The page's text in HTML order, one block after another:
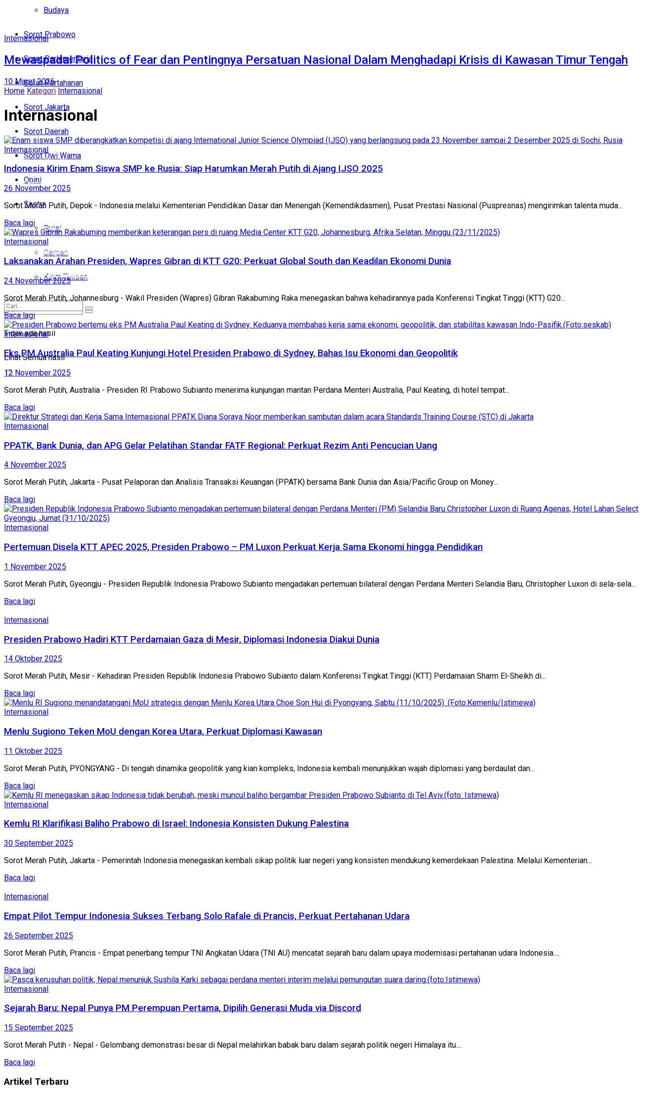
Budaya
Sorot Prabowo
Sorot Parlementaria
Sorot Pertahanan
Sorot Jakarta
Sorot Daerah
Sorot Dwi Warna
Opini
Sastra
Puisi
Cerpen
Kirim Tulisan
Tidak ada hasil
Lihat Semua hasil
Sorot Pertahanan
Sorot Jakarta
Sorot Daerah
Sorot Dwi Warna
Opini
Sastra
Puisi
Cerpen
Kirim Tulisan
Tidak ada hasil
Lihat Semua hasil
Internasional
Mewaspadai Politics of Fear dan Pentingnya Persatuan Nasional Dalam Menghadapi Krisis di Kawasan Timur Tengah
10 Maret 2026
Home Kategori Internasional
Internasional
Internasional
Indonesia Kirim Enam Siswa SMP ke Rusia: Siap Harumkan Merah Putih di Ajang IJSO 2025
26 November 2025
Sorot Merah Putih, Depok - Indonesia melalui Kementerian Pendidikan Dasar dan Menengah (Kemendikdasmen), Pusat Prestasi Nasional (Puspresnas) mengirimkan talenta muda...
Baca lagi
Internasional
Laksanakan Arahan Presiden, Wapres Gibran di KTT G20: Perkuat Global South dan Keadilan Ekonomi Dunia
24 November 2025
Sorot Merah Putih, Johannesburg - Wakil Presiden (Wapres) Gibran Rakabuming Raka menegaskan bahwa kehadirannya pada Konferensi Tingkat Tinggi (KTT) G20...
Baca lagi
Internasional
Eks PM Australia Paul Keating Kunjungi Hotel Presiden Prabowo di Sydney, Bahas Isu Ekonomi dan Geopolitik
12 November 2025
Sorot Merah Putih, Australia - Presiden RI Prabowo Subianto menerima kunjungan mantan Perdana Menteri Australia, Paul Keating, di hotel tempat...
Baca lagi
Internasional
PPATK, Bank Dunia, dan APG Gelar Pelatihan Standar FATF Regional: Perkuat Rezim Anti Pencucian Uang
4 November 2025
Sorot Merah Putih, Jakarta - Pusat Pelaporan dan Analisis Transaksi Keuangan (PPATK) bersama Bank Dunia dan Asia/Pacific Group on Money...
Baca lagi
Internasional
Pertemuan Disela KTT APEC 2025, Presiden Prabowo – PM Luxon Perkuat Kerja Sama Ekonomi hingga Pendidikan
1 November 2025
Sorot Merah Putih, Gyeongju - Presiden Republik Indonesia Prabowo Subianto mengadakan pertemuan bilateral dengan Perdana Menteri Selandia Baru, Christopher Luxon di sela-sela...
Baca lagi
Internasional
Presiden Prabowo Hadiri KTT Perdamaian Gaza di Mesir, Diplomasi Indonesia Diakui Dunia
14 Oktober 2025
‎Sorot Merah Putih, Mesir - Kehadiran Presiden Republik Indonesia Prabowo Subianto dalam Konferensi Tingkat Tinggi (KTT) Perdamaian Sharm El-Sheikh di...
Baca lagi
Internasional
Menlu Sugiono Teken MoU dengan Korea Utara, Perkuat Diplomasi Kawasan
11 Oktober 2025
Sorot Merah Putih, PYONGYANG - Di tengah dinamika geopolitik yang kian kompleks, Indonesia kembali menunjukkan wajah diplomasi yang berdaulat dan...
Baca lagi
Internasional
Kemlu RI Klarifikasi Baliho Prabowo di Israel: Indonesia Konsisten Dukung Palestina
30 September 2025
Sorot Merah Putih, Jakarta - Pemerintah Indonesia menegaskan kembali sikap politik luar negeri yang konsisten mendukung kemerdekaan Palestina. Melalui Kementerian...
Baca lagi
Internasional
Empat Pilot Tempur Indonesia Sukses Terbang Solo Rafale di Prancis, Perkuat Pertahanan Udara
26 September 2025
Sorot Merah Putih, Prancis - Empat penerbang tempur TNI Angkatan Udara (TNI AU) mencatat sejarah baru dalam upaya modernisasi pertahanan udara Indonesia....
Baca lagi
Internasional
Sejarah Baru: Nepal Punya PM Perempuan Pertama, Dipilih Generasi Muda via Discord
15 September 2025
Sorot Merah Putih - Nepal - Gelombang demonstrasi besar di Nepal melahirkan babak baru dalam sejarah politik negeri Himalaya itu....
Baca lagi
Artikel Terbaru